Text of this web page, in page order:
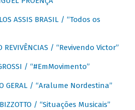
ASSIS BRASIL / “Todos os
REVIVÊNCIAS / “Revivendo Victor”
/ “#EmMovimento”
GERAL / “Aralume Nordestina”
/ “Situações Musicais”